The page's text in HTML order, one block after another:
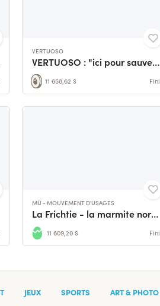
VERTUOSO
VERTUOSO : "ici pour sauver les océans, rien que ça" 🌊
11 658,62 $ Fini
MÜ - MOUVEMENT D'USAGES
La Frichtie - la marmite norvégienne souple et nomade !
11 609,20 $ Fini
JEUX SPORTS ART & PHOTO